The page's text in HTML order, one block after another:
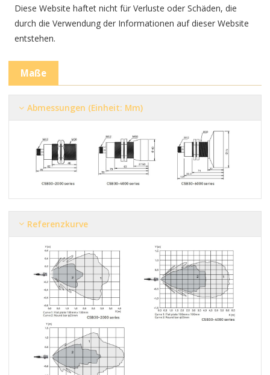
Diese Website haftet nicht für Verluste oder Schäden, die
durch die Verwendung der Informationen auf dieser Website
entstehen.
Maße
Abmessungen (Einheit: Mm)
Referenzkurve